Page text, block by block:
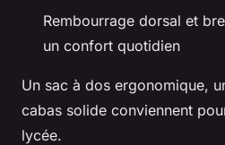
Rembourrage dorsal et
un confort quotidien
Un sac à dos ergonomique,
cabas solide conviennent
lycée.